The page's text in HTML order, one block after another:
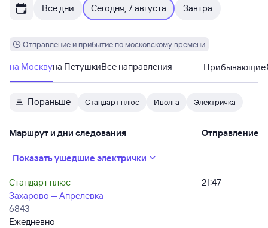
Все дни Сегодня, 7 августа Завтра
Отправление и прибытие по московскому времени
на Москвуна ПетушкиВсе направления Прибывающие
Пораньше Стандарт плюс Иволга Электричка
Маршрут и дни следования Отправление
Показать ушедшие электрички
Стандарт плюс
Захарово — Апрелевка
6843
Ежедневно
21:47